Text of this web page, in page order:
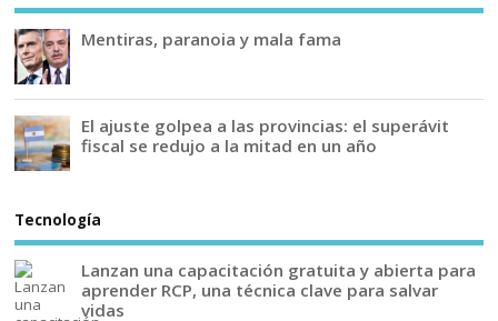
Mentiras, paranoia y mala fama
El ajuste golpea a las provincias: el superávit
fiscal se redujo a la mitad en un año
Tecnología
Lanzan una capacitación gratuita y abierta para
aprender RCP, una técnica clave para salvar
vidas